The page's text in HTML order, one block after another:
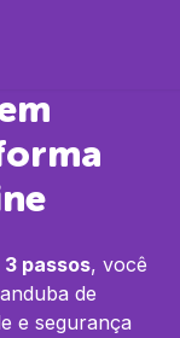
3 passos, você
de
e segurança